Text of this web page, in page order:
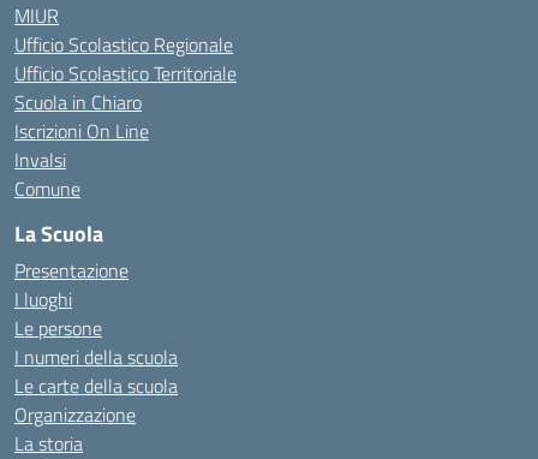
MIUR
Ufficio Scolastico Regionale
Ufficio Scolastico Territoriale
Scuola in Chiaro
Iscrizioni On Line
Invalsi
Comune
La Scuola
Presentazione
I luoghi
Le persone
I numeri della scuola
Le carte della scuola
Organizzazione
La storia